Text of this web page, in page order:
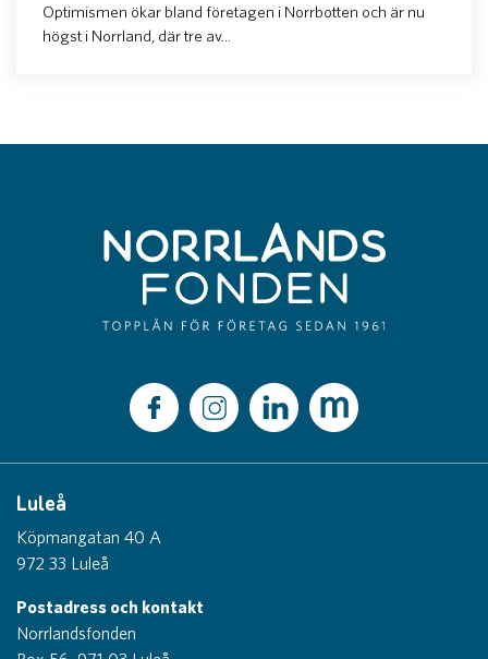
Optimismen ökar bland företagen i Norrbotten och är nu
högst i Norrland, där tre av...
Luleå
Köpmangatan 40 A
972 33 Luleå
Postadress och kontakt
Norrlandsfonden